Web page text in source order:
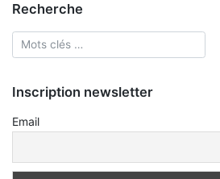
Recherche
Inscription newsletter
Email